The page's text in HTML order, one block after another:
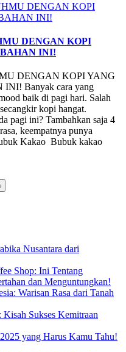
DENGAN KOPI
INI!
DENGAN KOPI YANG
Banyak cara yang
baik di pagi hari. Salah
kopi hangat.
pagi ini? Tambahkan saja 4
keempatnya punya
Kakao Bubuk kakao
Nusantara dari
Shop: Ini Tentang
dan Menguntungkan!
Warisan Rasa dari Tanah
Sukses Kemitraan
yang Harus Kamu Tahu!